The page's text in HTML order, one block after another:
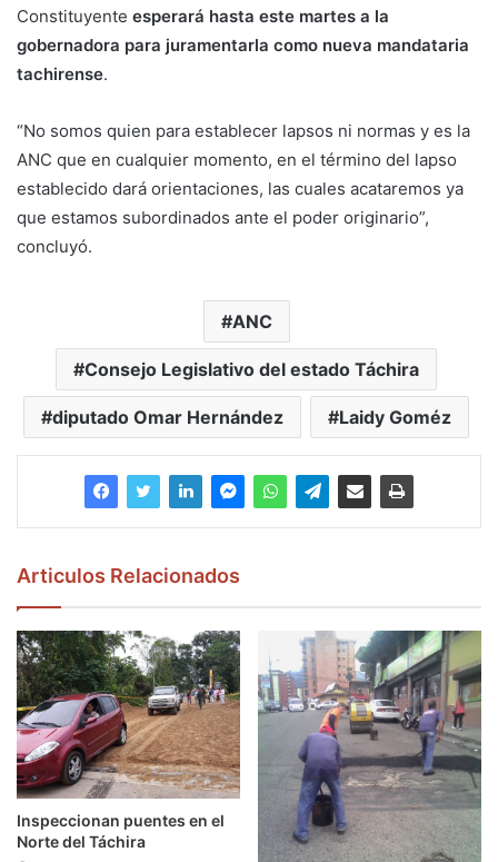
Constituyente esperará hasta este martes a la
gobernadora para juramentarla como nueva mandataria
tachirense.
“No somos quien para establecer lapsos ni normas y es la
ANC que en cualquier momento, en el término del lapso
establecido dará orientaciones, las cuales acataremos ya
que estamos subordinados ante el poder originario”,
concluyó.
ANC
Consejo Legislativo del estado Táchira
diputado Omar Hernández Laidy Goméz
Articulos Relacionados
Inspeccionan puentes en el
Norte del Táchira